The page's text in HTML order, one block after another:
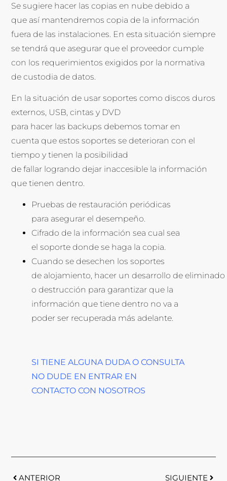
Se sugiere hacer las copias en nube debido a
que así mantendremos copia de la información
fuera de las instalaciones. En esta situación siempre
se tendrá que asegurar que el proveedor cumple
con los requerimientos exigidos por la normativa
de custodia de datos.
En la situación de usar soportes como discos duros
externos, USB, cintas y DVD
para hacer las backups debemos tomar en
cuenta que estos soportes se deterioran con el
tiempo y tienen la posibilidad
de fallar logrando dejar inaccesible la información
que tienen dentro.
Pruebas de restauración periódicas
para asegurar el desempeño.
Cifrado de la información sea cual sea
el soporte donde se haga la copia.
Cuando se desechen los soportes
de alojamiento, hacer un desarrollo de
o destrucción para garantizar que la
información que tiene dentro no va a
poder ser recuperada más adelante.
SI TIENE ALGUNA DUDA O CONSULTA
NO DUDE EN ENTRAR EN
CONTACTO CON NOSOTROS
ANTERIOR SIGUIENTE